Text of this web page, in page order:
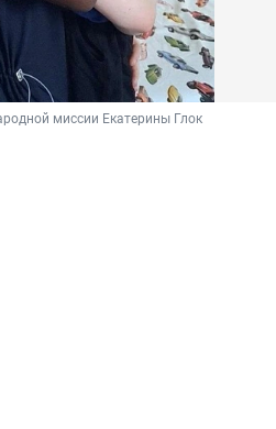
миссии Екатерины Глок